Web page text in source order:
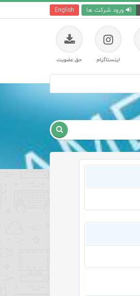
English ورود شرکت ها
اینستاگرام حق عضویت
